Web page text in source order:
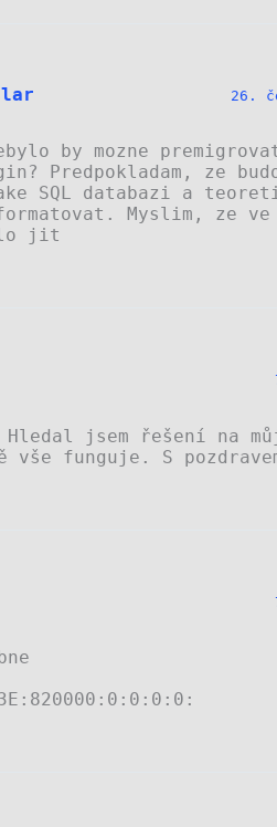
26.
by mozne
Predpokladam, ze
SQL databazi a
Myslim, ze
jit
Hledal jsem řešení na
vše funguje. S